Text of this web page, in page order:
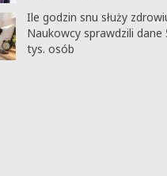
Ile godzin snu służy
Naukowcy sprawdzili dane
tys. osób